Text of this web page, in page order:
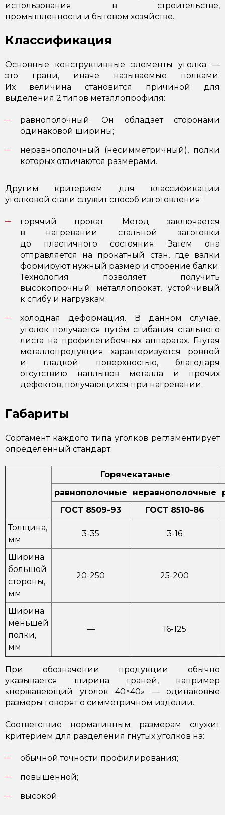
использования в строительстве,
промышленности и бытовом хозяйстве.
Классификация
Основные конструктивные элементы уголка —
это грани, иначе называемые полками.
Их величина становится причиной для
выделения 2 типов металлопрофиля:
равнополочный. Он обладает сторонами
одинаковой ширины;
неравнополочный (несимметричный), полки
которых отличаются размерами.
Другим критерием для классификации
уголковой стали служит способ изготовления:
горячий прокат. Метод заключается
в нагревании стальной заготовки
до пластичного состояния. Затем она
отправляется на прокатный стан, где валки
формируют нужный размер и строение балки.
Технология позволяет получить
высокопрочный металлопрокат, устойчивый
к сгибу и нагрузкам;
холодная деформация. В данном случае,
уголок получается путём сгибания стального
листа на профилегибочных аппаратах. Гнутая
металлопродукция характеризуется ровной
и гладкой поверхностью, благодаря
отсутствию наплывов металла и прочих
дефектов, получающихся при нагревании.
Габариты
Сортамент каждого типа уголков регламентирует
определённый стандарт:
Горячекатаные
равнополочные
неравнополочные
ГОСТ 8509-93
ГОСТ 8510-86
Толщина,
мм
3-35 3-16
Ширина
большой
стороны,
мм
20-250 25-200
Ширина
меньшей
полки,
мм
— 16-125
При обозначении продукции обычно
указывается ширина граней, например
«нержавеющий уголок 40×40» — одинаковые
размеры говорят о симметричном изделии.
Соответствие нормативным размерам служит
критерием для разделения гнутых уголков на:
обычной точности профилирования;
повышенной;
высокой.